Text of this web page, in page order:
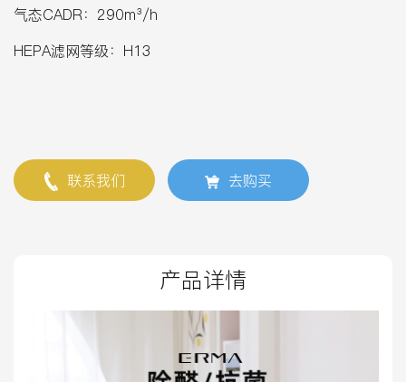
气态CADR：290m³/h
HEPA滤网等级：H13
联系我们 去购买
产品详情